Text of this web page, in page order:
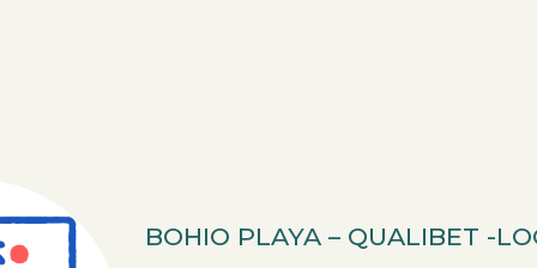
BOHIO PLAYA – QUALIBET -